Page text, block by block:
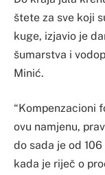
štete za sve koji
kuge, izjavio je
šumarstva i
Minić.
“Kompenzacioni
ovu namjenu,
do sada je od
kada je riječ o